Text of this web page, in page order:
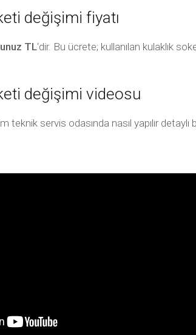
değişimi fiyatı
TL‘dir. Bu ücrete; kullanılan kulaklık
değişimi videosu
servis odasında nasıl yapılır